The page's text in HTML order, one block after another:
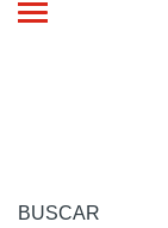
Toggle
BUSCAR